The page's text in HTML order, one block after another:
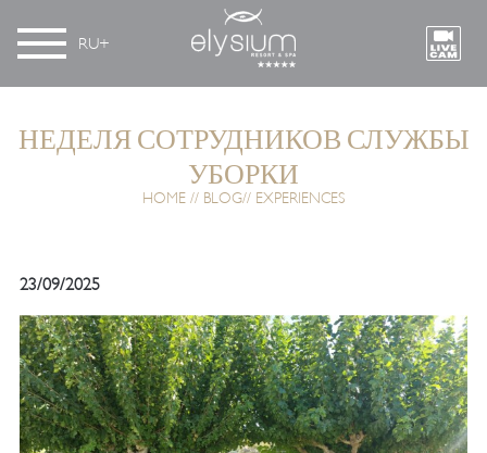
RU
НЕДЕЛЯ СОТРУДНИКОВ СЛУЖБЫ
УБОРКИ
HOME BLOG EXPERIENCES
23/09/2025